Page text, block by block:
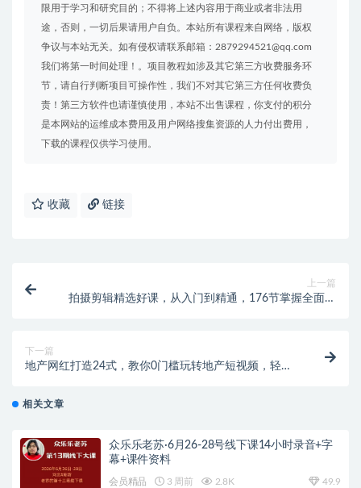
限用于学习和研究目的；不得将上述内容用于商业或者非法用
途，否则，一切后果请用户自负。本站所有课程来自网络，版权
争议与本站无关。如有侵权请联系邮箱：2879294521@qq.com
我们将第一时间处理！。项目教程如涉及其它第三方收费服务环
节，请自行判断项目可操作性，我们不对其它第三方任何收费负
责！第三方软件也请谨慎使用，本站不出售课程，你支付的积分
是本网站的运维成本费用及用户网络搜集资源的人力付出费用，
下载的课程仅供学习使用。
收藏 链接
上一篇
拍摄剪辑精选好课，从入门到精通，176节掌握全面拍
下一篇
地产网红打造24式，教你0门槛玩转地产短视频，轻松
相关文章
众乐乐老苏·6月26-28号线下课14小时录音+字
幕+课件资料
会员精品 3 周前 2.8K 49.9